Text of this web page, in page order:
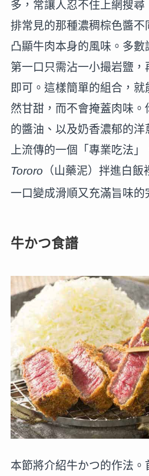
多，常讓人忍不住上網搜
排常見的那種濃稠棕色醬不
凸顯牛肉本身的風味。多數
第一口只需沾一小撮岩鹽
即可。這樣簡單的組合，就
然甘甜，而不會掩蓋肉味
的醬油、以及奶香濃郁的
上流傳的一個「專業吃法
Tororo （山藥泥）拌進白
一口變成滑順又充滿旨味的
牛かつ食譜
本節將介紹牛かつ的作法。